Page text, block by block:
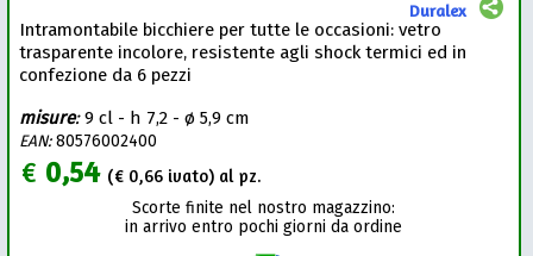
Duralex
Intramontabile bicchiere per tutte le occasioni: vetro
trasparente incolore, resistente agli shock termici ed in
confezione da 6 pezzi
misure:9 cl - h 7,2 - ø 5,9 cm
EAN:80576002400
€ 0,54 (€ 0,66 ivato) al pz.
Scorte finite nel nostro magazzino:
in arrivo entro pochi giorni da ordine